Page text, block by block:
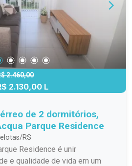
2.460,00
2.130,00 L
de 2 dormitórios,
Parque Residence
RS
Residence é unir
e qualidade de vida em um